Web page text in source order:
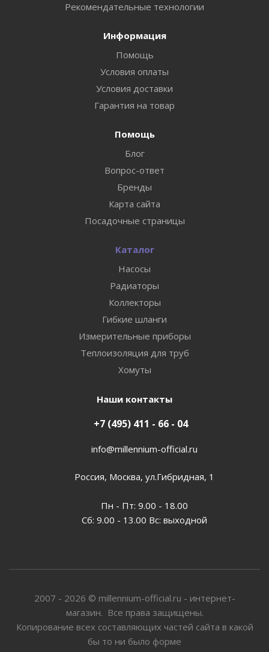
Рекомендательные технологии
Информация
Помощь
Условия оплаты
Условия доставки
Гарантия на товар
Помощь
Блог
Вопрос-ответ
Бренды
Карта сайта
Посадочные страницы
Каталог
Насосы
Радиаторы
Коллекторы
Гибкие шланги
Измерительные приборы
Теплоизоляция для труб
Хомуты
Наши контакты
+7 (495) 411 - 66 - 04
info@millennium-official.ru
Россия, Москва, ул.Гибридная, 1
Пн - Пт: 9.00 - 18.00
Сб: 9.00 - 13.00 Вс: выходной
2007 - 2026 © millennium-official.ru - интернет-
магазин. Все права защищены.
Копирование всех составляющих частей сайта в какой
бы то ни было форме